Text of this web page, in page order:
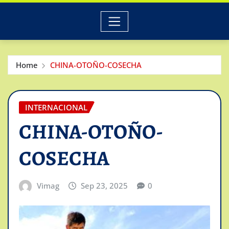
Home CHINA-OTOÑO-COSECHA
INTERNACIONAL
CHINA-OTOÑO-
COSECHA
Vimag Sep 23, 2025 0